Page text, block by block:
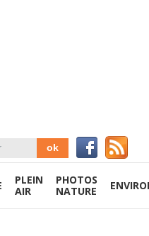
PLEIN
AIR
PHOTOS
NATURE